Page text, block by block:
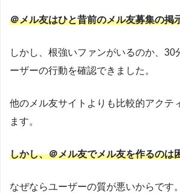
＠メル友はひと昔前のメル友募集の掲
しかし、根強いファンがいるのか、30
ーザーの行動を確認できました。
他のメル友サイトよりも比較的アクテ
ます。
しかし、＠メル友でメル友を作るのは
なぜならユーザーの質が悪いからです。